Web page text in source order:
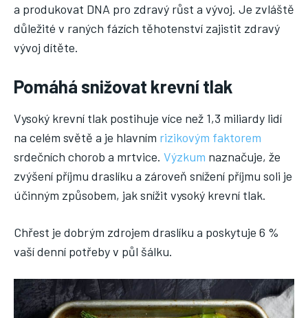
a produkovat DNA pro zdravý růst a vývoj. Je zvláště
důležité v raných fázích těhotenství zajistit zdravý
vývoj dítěte.
Pomáhá snižovat krevní tlak
Vysoký krevní tlak postihuje více než 1,3 miliardy lidí
na celém světě a je hlavním rizikovým faktorem
srdečních chorob a mrtvice. Výzkum naznačuje, že
zvýšení příjmu draslíku a zároveň snížení příjmu soli je
účinným způsobem, jak snížit vysoký krevní tlak.
Chřest je dobrým zdrojem draslíku a poskytuje 6 %
vaší denní potřeby v půl šálku.